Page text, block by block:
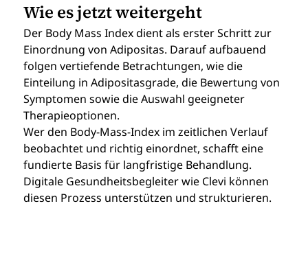
Wie es jetzt weitergeht
Der Body Mass Index dient als erster Schritt zur
Einordnung von Adipositas. Darauf aufbauend
folgen vertiefende Betrachtungen, wie die
Einteilung in Adipositasgrade, die Bewertung von
Symptomen sowie die Auswahl geeigneter
Therapieoptionen.
Wer den Body-Mass-Index im zeitlichen Verlauf
beobachtet und richtig einordnet, schafft eine
fundierte Basis für langfristige Behandlung.
Digitale Gesundheitsbegleiter wie Clevi können
diesen Prozess unterstützen und strukturieren.